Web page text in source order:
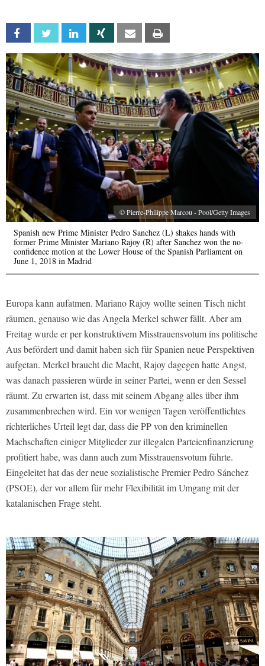
Facebook Twitter Linkedin Xing Email
© Pierre-Philippe Marcou - Pool/Getty Images
Spanish new Prime Minister Pedro Sanchez (L) shakes hands with
former Prime Minister Mariano Rajoy (R) after Sanchez won the no-
confidence motion at the Lower House of the Spanish Parliament on
June 1, 2018 in Madrid
Europa kann aufatmen. Mariano Rajoy wollte seinen Tisch nicht
räumen, genauso wie das Angela Merkel schwer fällt. Aber am
Freitag wurde er per konstruktivem Misstrauensvotum ins politische
Aus befördert und damit haben sich für Spanien neue Perspektiven
aufgetan. Merkel braucht die Macht, Rajoy dagegen hatte Angst,
was danach passieren würde in seiner Partei, wenn er den Sessel
räumt. Zu erwarten ist, dass mit seinem Abgang alles über ihm
zusammenbrechen wird. Ein vor wenigen Tagen veröffentlichtes
richterliches Urteil legt dar, dass die PP von den kriminellen
Machschaften einiger Mitglieder zur illegalen Parteienfinanzierung
profitiert habe, was dann auch zum Misstrauensvotum führte.
Eingeleitet hat das der neue sozialistische Premier Pedro Sánchez
(PSOE), der vor allem für mehr Flexibilität im Umgang mit der
katalanischen Frage steht.